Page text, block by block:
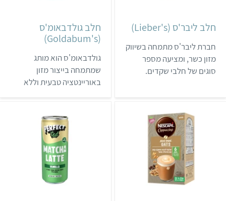
הטבע.
למצוא אותם בעיקר בחנויות
טבע, וכאן נמצאת רשימת
החנויות המלאה.
חלב ליבר'ס (Lieber's)
חברת ליבר'ס מתמחה בשיווק
מזון כשר, ומציעה מספר
סוגים של חלבי שקדים.
חלב גולדבאומ'ס
(Goldabum's)
גולדבאומ'ס הוא מותג
שמתמחה בייצור מזון
באוריינטציה טבעית וללא